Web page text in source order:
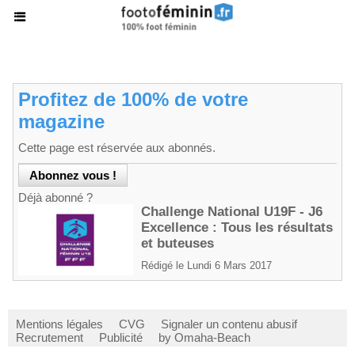
Profitez de 100% de votre
magazine
Cette page est réservée aux abonnés.
Déjà abonné ?
Challenge National U19F - J6
Excellence : Tous les résultats
et buteuses
Rédigé le Lundi 6 Mars 2017
Mentions légales CVG
Signaler un contenu abusif
Recrutement
Publicité by Omaha-Beach